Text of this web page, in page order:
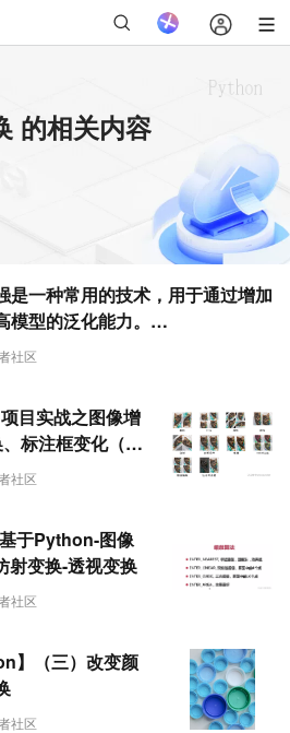
的相关内容
社区
是一种常用的技术，用于通过增加
型的泛化能力。
大的Python库，用于图像增
社区
目实战之图像增
标注框变化（附
社区
于Python-图像
射变换-透视变换
社区
】（三）改变颜